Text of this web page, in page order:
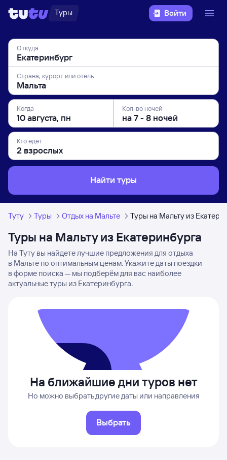
Туры Войти
Откуда
Страна, курорт или отель
Когда Кол-во ночей
Кто едет
Найти туры
Туту Туры Отдых на Мальте Туры на Мальту из
Туры на Мальту из Екатеринбурга
На Туту вы найдете лучшие предложения для отдыха
в Мальте по оптимальным ценам. Укажите даты поездки
в форме поиска — мы подберём для вас наиболее
актуальные туры из Екатеринбурга.
На ближайшие дни туров нет
Но можно выбрать другие даты или направления
Выбрать